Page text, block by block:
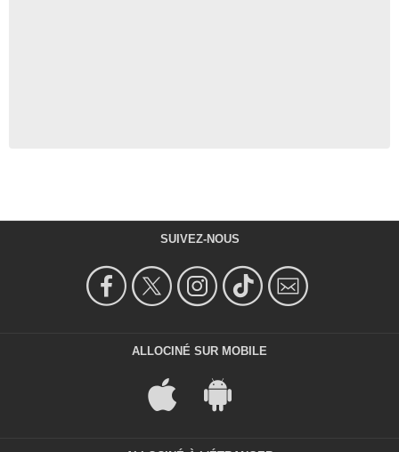
SUIVEZ-NOUS
ALLOCINÉ SUR MOBILE